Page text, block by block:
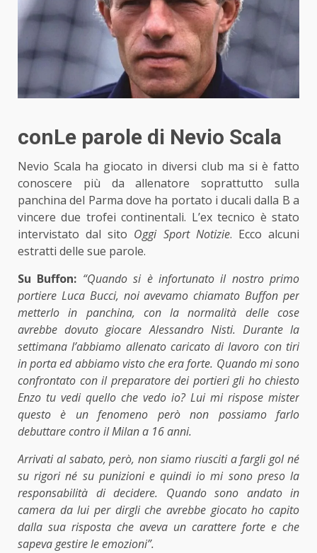
conLe parole di Nevio Scala
Nevio Scala ha giocato in diversi club ma si è fatto
conoscere più da allenatore soprattutto sulla
panchina del Parma dove ha portato i ducali dalla B a
vincere due trofei continentali. L’ex tecnico è stato
intervistato dal sito Oggi Sport Notizie. Ecco alcuni
estratti delle sue parole.
Su Buffon: “Quando si è infortunato il nostro primo
portiere Luca Bucci, noi avevamo chiamato Buffon per
metterlo in panchina, con la normalità delle cose
avrebbe dovuto giocare Alessandro Nisti. Durante la
settimana l’abbiamo allenato caricato di lavoro con tiri
in porta ed abbiamo visto che era forte. Quando mi sono
confrontato con il preparatore dei portieri gli ho chiesto
Enzo tu vedi quello che vedo io? Lui mi rispose mister
questo è un fenomeno però non possiamo farlo
debuttare contro il Milan a 16 anni.
Arrivati al sabato, però, non siamo riusciti a fargli gol né
su rigori né su punizioni e quindi io mi sono preso la
responsabilità di decidere. Quando sono andato in
camera da lui per dirgli che avrebbe giocato ho capito
dalla sua risposta che aveva un carattere forte e che
sapeva gestire le emozioni”.